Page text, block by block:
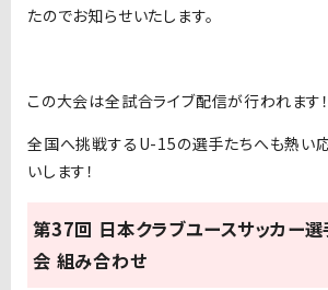
たのでお知らせいたします。
この大会は全試合ライブ配信が行われます！
全国へ挑戦するU-15の選手たちへも熱い
いします！
第37回 日本クラブユースサッカー
会 組み合わせ